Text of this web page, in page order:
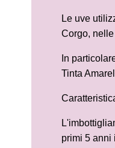
Le uve
Corgo,
In
Tinta
primi 5 anni